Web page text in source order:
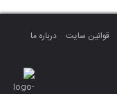
قوانین سایت
درباره ما